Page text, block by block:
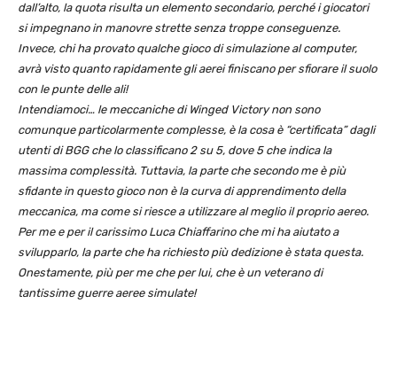
dall’alto, la quota risulta un elemento secondario, perché i giocatori
si impegnano in manovre strette senza troppe conseguenze.
Invece, chi ha provato qualche gioco di simulazione al computer,
avrà visto quanto rapidamente gli aerei finiscano per sfiorare il suolo
con le punte delle ali!
Intendiamoci… le meccaniche di Winged Victory non sono
comunque particolarmente complesse, è la cosa è “certificata” dagli
utenti di BGG che lo classificano 2 su 5, dove 5 che indica la
massima complessità. Tuttavia, la parte che secondo me è più
sfidante in questo gioco non è la curva di apprendimento della
meccanica, ma come si riesce a utilizzare al meglio il proprio aereo.
Per me e per il carissimo Luca Chiaffarino che mi ha aiutato a
svilupparlo, la parte che ha richiesto più dedizione è stata questa.
Onestamente, più per me che per lui, che è un veterano di
tantissime guerre aeree simulate!